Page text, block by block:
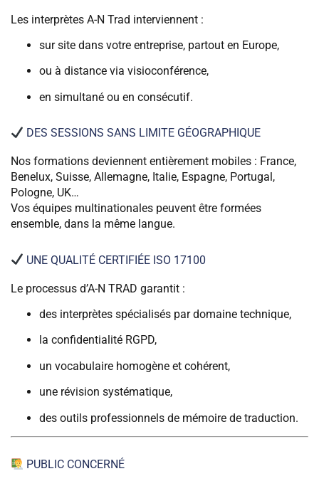
Les interprètes A-N Trad interviennent :
sur site dans votre entreprise, partout en Europe,
ou à distance via visioconférence,
en simultané ou en consécutif.
DES SESSIONS SANS LIMITE GÉOGRAPHIQUE
Nos formations deviennent entièrement mobiles : France,
Benelux, Suisse, Allemagne, Italie, Espagne, Portugal,
Pologne, UK…
Vos équipes multinationales peuvent être formées
ensemble, dans la même langue.
UNE QUALITÉ CERTIFIÉE ISO 17100
Le processus d’A-N TRAD garantit :
des interprètes spécialisés par domaine technique,
la confidentialité RGPD,
un vocabulaire homogène et cohérent,
une révision systématique,
des outils professionnels de mémoire de traduction.
PUBLIC CONCERNÉ